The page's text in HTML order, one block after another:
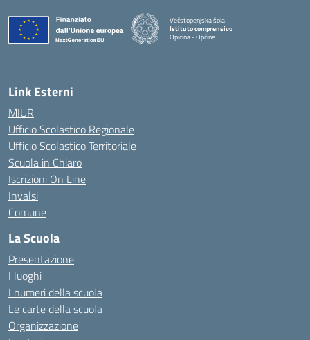
Večstopenjska šola
Istituto comprensivo
Opicina - Opčine
Link Esterni
MIUR
Ufficio Scolastico Regionale
Ufficio Scolastico Territoriale
Scuola in Chiaro
Iscrizioni On Line
Invalsi
Comune
La Scuola
Presentazione
I luoghi
I numeri della scuola
Le carte della scuola
Organizzazione